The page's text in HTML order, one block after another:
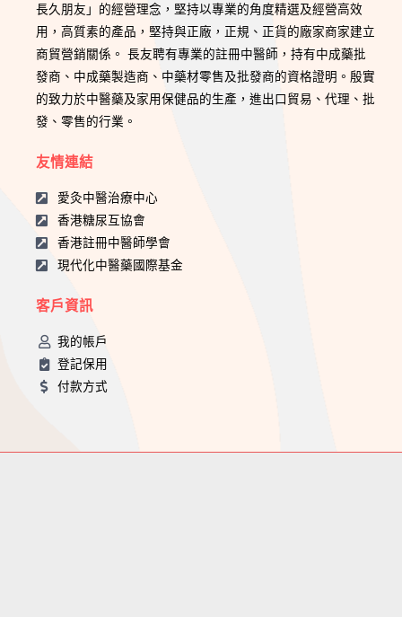
長久朋友」的經營理念，堅持以專業的角度精選及經營高效
用，高質素的產品，堅持與正廠，正規、正貨的廠家商家建立
商貿營銷關係。 長友聘有專業的註冊中醫師，持有中成藥批
發商、中成藥製造商、中藥材零售及批發商的資格證明。殷實
的致力於中醫藥及家用保健品的生產，進出口貿易、代理、批
發、零售的行業。
友情連結
愛灸中醫治療中心
香港糖尿互協會
香港註冊中醫師學會
現代化中醫藥國際基金
客戶資訊
我的帳戶
登記保用
付款方式